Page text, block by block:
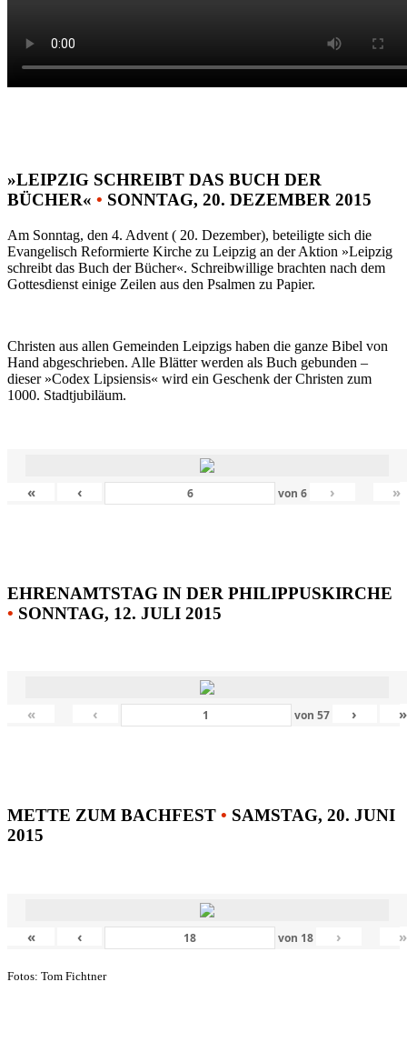
»LEIPZIG SCHREIBT DAS BUCH DER
BÜCHER« • SONNTAG, 20. DEZEMBER 2015
Am Sonntag, den 4. Advent ( 20. Dezember), beteiligte sich die
Evangelisch Reformierte Kirche zu Leipzig an der Aktion »Leipzig
schreibt das Buch der Bücher«. Schreibwillige brachten nach dem
Gottesdienst einige Zeilen aus den Psalmen zu Papier.
Christen aus allen Gemeinden Leipzigs haben die ganze Bibel von
Hand abgeschrieben. Alle Blätter werden als Buch gebunden –
dieser »Codex Lipsiensis« wird ein Geschenk der Christen zum
1000. Stadtjubiläum.
« ‹ von6 › »
EHRENAMTSTAG IN DER PHILIPPUSKIRCHE
• SONNTAG, 12. JULI 2015
« ‹ von 57 › »
METTE ZUM BACHFEST • SAMSTAG, 20. JUNI
2015
« ‹ von 18 › »
Fotos: Tom Fichtner